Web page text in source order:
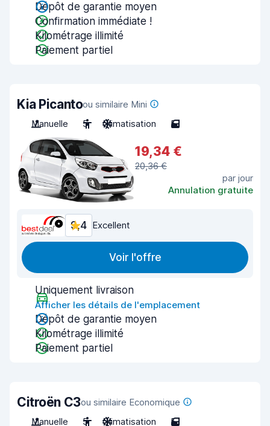
Dépôt de garantie moyen
Confirmation immédiate !
Kilométrage illimité
Paiement partiel
Kia Picantoou similaire Mini
Manuelle
5 Climatisation 5
19,34 €
20,36 €
par jour
Annulation gratuite
9,4 Excellent
Voir l'offre
Uniquement livraison
Afficher les détails de l'emplacement
Dépôt de garantie moyen
Kilométrage illimité
Paiement partiel
Citroën C3ou similaire Economique
Manuelle
5 Climatisation 5